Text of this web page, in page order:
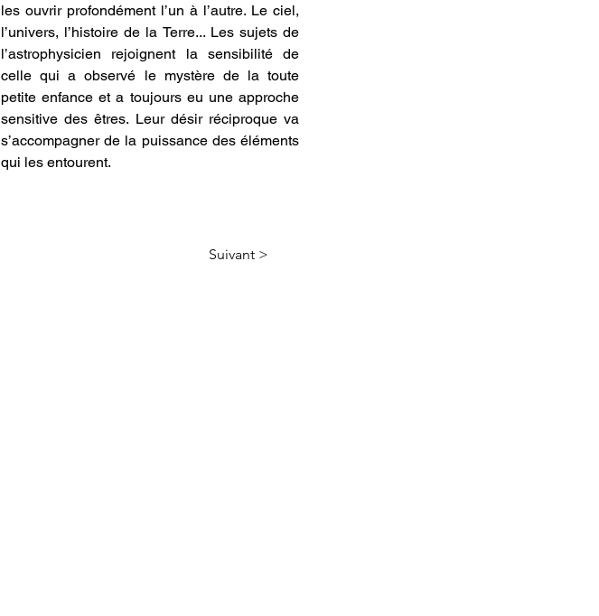
les ouvrir profondément l’un à l’autre. Le ciel,
l’univers, l’histoire de la Terre... Les sujets de
l’astrophysicien rejoignent la sensibilité de
celle qui a observé le mystère de la toute
petite enfance et a toujours eu une approche
sensitive des êtres. Leur désir réciproque va
s’accompagner de la puissance des éléments
qui les entourent.
Suivant >